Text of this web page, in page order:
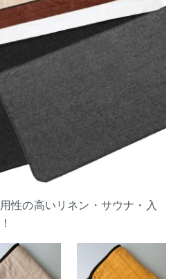
性の高いリネン・サウナ・入